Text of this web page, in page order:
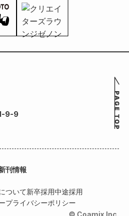
9-9
刊情報
ついて新卒採用中途採用
プライバシーポリシー
© Coamix Inc.